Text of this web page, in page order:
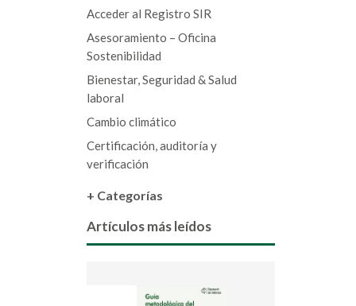
Acceder al Registro SIR
Asesoramiento – Oficina
Sostenibilidad
Bienestar, Seguridad & Salud
laboral
Cambio climático
Certificación, auditoría y
verificación
+ Categorías
Artículos más leídos